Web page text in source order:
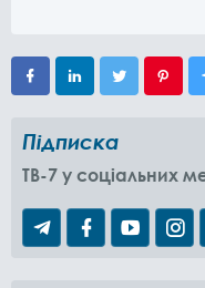
Підписка
TB-7 у соціальних